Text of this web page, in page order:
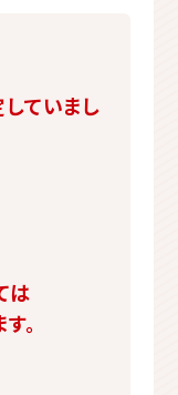
ていまし
は
。